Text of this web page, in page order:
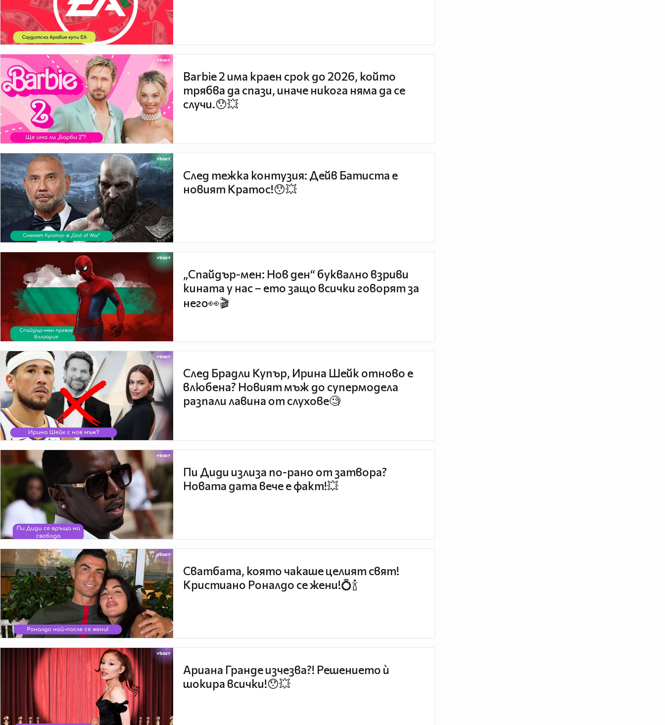
Barbie 2 има краен срок до 2026, който
трябва да спази, иначе никога няма да се
случи.😯💥
След тежка контузия: Дейв Батиста е
новият Кратос!😯💥
„Спайдър-мен: Нов ден“ буквално взриви
кината у нас – ето защо всички говорят за
него👀🎬
След Брадли Купър, Ирина Шейк отново е
влюбена? Новият мъж до супермодела
разпали лавина от слухове🧐
Пи Диди излиза по-рано от затвора?
Новата дата вече е факт!💥
Сватбата, която чакаше целият свят!
Кристиано Роналдо се жени!💍🍾
Ариана Гранде изчезва?! Решението ѝ
шокира всички!😯💥